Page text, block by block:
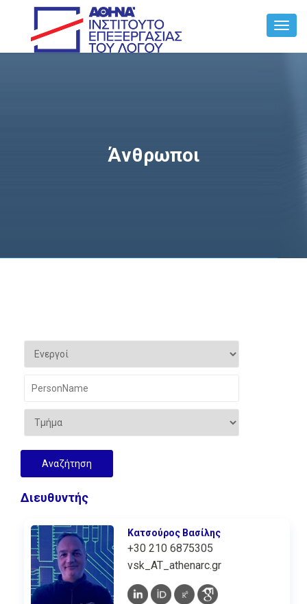
Άνθρωποι
Διευθυντής
Κατσούρος Βασίλης
+30 210 6875305
vsk_AT_athenarc.gr